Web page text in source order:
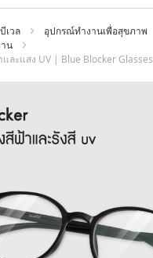
เวล
อุปกรณ์ทำงานเพื่อสุขภาพ
น
ละแสง UV | Blue Blocker Glasses